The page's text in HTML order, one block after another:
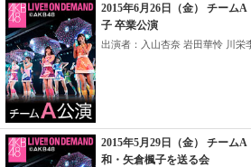
2015年6月26日（金） チーム
子 卒業公演
出演者：入山杏奈 岩田華怜 川栄
2015年5月29日（金） チーム
和・矢倉楓子を送る会